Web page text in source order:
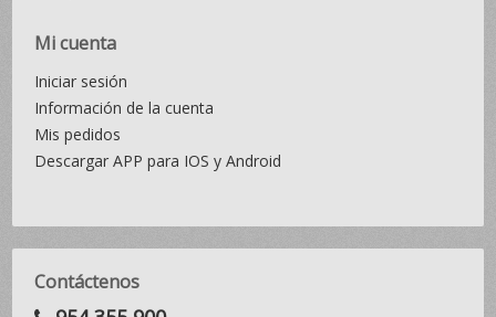
Mi cuenta
Iniciar sesión
Información de la cuenta
Mis pedidos
Descargar APP para IOS y Android
Contáctenos